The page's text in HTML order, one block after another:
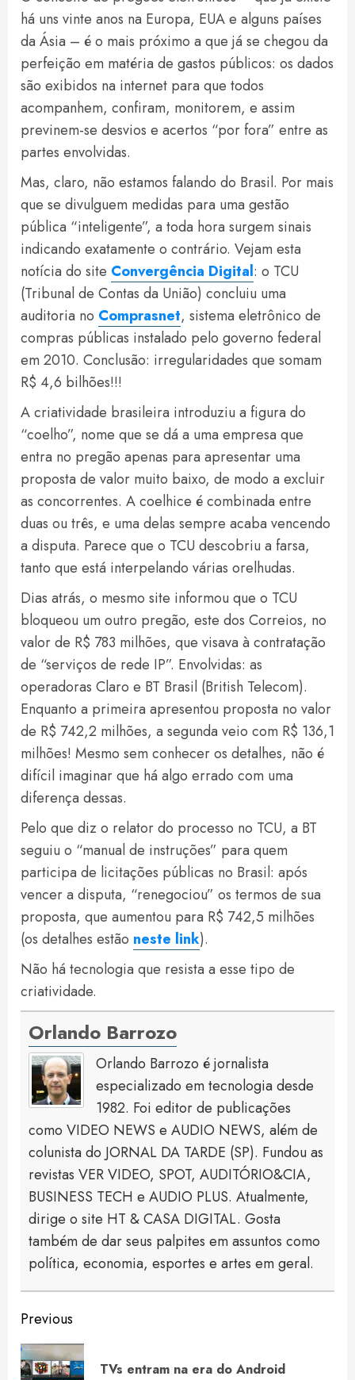
há uns vinte anos na Europa, EUA e alguns países
da Ásia – é o mais próximo a que já se chegou da
perfeição em matéria de gastos públicos: os dados
são exibidos na internet para que todos
acompanhem, confiram, monitorem, e assim
previnem-se desvios e acertos “por fora” entre as
partes envolvidas.
Mas, claro, não estamos falando do Brasil. Por mais
que se divulguem medidas para uma gestão
pública “inteligente”, a toda hora surgem sinais
indicando exatamente o contrário. Vejam esta
notícia do site Convergência Digital: o TCU
(Tribunal de Contas da União) concluiu uma
auditoria no Comprasnet, sistema eletrônico de
compras públicas instalado pelo governo federal
em 2010. Conclusão: irregularidades que somam
R$ 4,6 bilhões!!!
A criatividade brasileira introduziu a figura do
“coelho”, nome que se dá a uma empresa que
entra no pregão apenas para apresentar uma
proposta de valor muito baixo, de modo a excluir
as concorrentes. A coelhice é combinada entre
duas ou três, e uma delas sempre acaba vencendo
a disputa. Parece que o TCU descobriu a farsa,
tanto que está interpelando várias orelhudas.
Dias atrás, o mesmo site informou que o TCU
bloqueou um outro pregão, este dos Correios, no
valor de R$ 783 milhões, que visava à contratação
de “serviços de rede IP”. Envolvidas: as
operadoras Claro e BT Brasil (British Telecom).
Enquanto a primeira apresentou proposta no valor
de R$ 742,2 milhões, a segunda veio com R$ 136,1
milhões! Mesmo sem conhecer os detalhes, não é
difícil imaginar que há algo errado com uma
diferença dessas.
Pelo que diz o relator do processo no TCU, a BT
seguiu o “manual de instruções” para quem
participa de licitações públicas no Brasil: após
vencer a disputa, “renegociou” os termos de sua
proposta, que aumentou para R$ 742,5 milhões
(os detalhes estão neste link).
Não há tecnologia que resista a esse tipo de
criatividade.
Orlando Barrozo
Orlando Barrozo é jornalista
especializado em tecnologia desde
1982. Foi editor de publicações
como VIDEO NEWS e AUDIO NEWS, além de
colunista do JORNAL DA TARDE (SP). Fundou as
revistas VER VIDEO, SPOT, AUDITÓRIO&CIA,
BUSINESS TECH e AUDIO PLUS. Atualmente,
dirige o site HT & CASA DIGITAL. Gosta
também de dar seus palpites em assuntos como
política, economia, esportes e artes em geral.
Continue
Reading
Previous
TVs entram na era do Android